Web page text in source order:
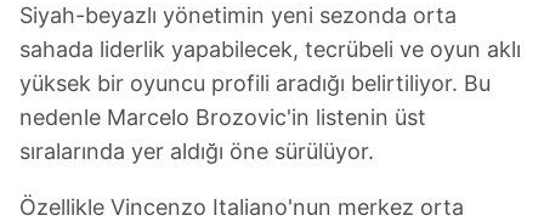
Siyah-beyazlı yönetimin yeni sezonda orta
sahada liderlik yapabilecek, tecrübeli ve oyun aklı
yüksek bir oyuncu profili aradığı belirtiliyor. Bu
nedenle Marcelo Brozovic'in listenin üst
sıralarında yer aldığı öne sürülüyor.
Özellikle Vincenzo Italiano'nun merkez orta